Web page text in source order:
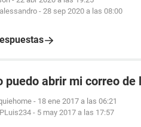
alessandro - 28 sep 2020 a las 08:00
puedo abrir mi correo de
- 18 ene 2017 a las 06:21
PLuis234 - 5 may 2017 a las 17:57